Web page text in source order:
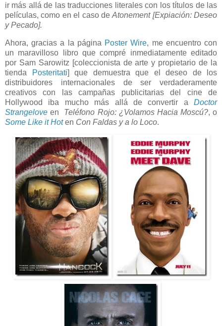
ir más allá de las traducciones literales con los títulos de las
películas, como en el caso deAtonement [Expiación: Deseo
y Pecado].
Ahora, gracias a la página Poster Wire, me encuentro con
un maravilloso libro que compré inmediatamente editado
por Sam Sarowitz [coleccionista de arte y propietario de la
tienda
Posteritati] que demuestra que el deseo de los
distribuidores internacionales de ser verdaderamente
creativos con las campañas publicitarias del cine de
Hollywood iba mucho más allá de convertir a Doctor
Strangelove en Teléfono Rojo: ¿Volamos Hacia Moscú?, o
Some Like it Hoten Con Faldas y a lo Loco.